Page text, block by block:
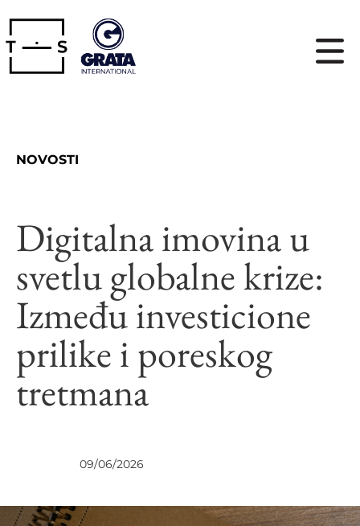
NOVOSTI
Digitalna imovina u
svetlu globalne krize:
Između investicione
prilike i poreskog
tretmana
09/06/2026